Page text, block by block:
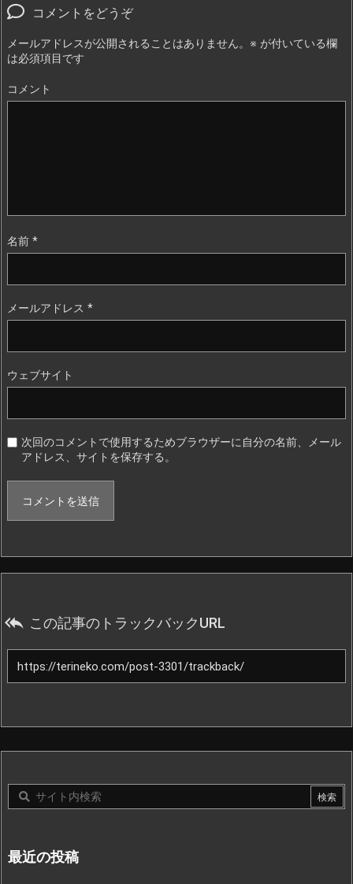
コメントをどうぞ
メールアドレスが公開されることはありません。 ※ が付いている欄
は必須項目です
コメント
名前 *
メールアドレス *
ウェブサイト
次回のコメントで使用するためブラウザーに自分の名前、メール
アドレス、サイトを保存する。
 この記事のトラックバックURL
最近の投稿